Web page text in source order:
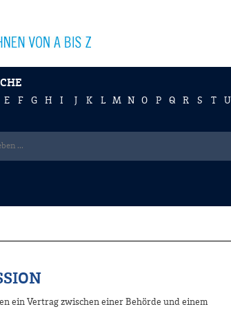
E F G H I K L M N O P Q R S T U
ein Vertrag zwischen einer Behörde und einem